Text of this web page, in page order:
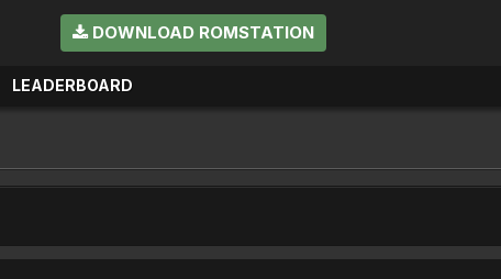
DOWNLOAD ROMSTATION
LEADERBOARD